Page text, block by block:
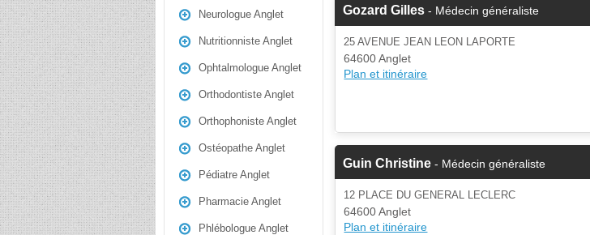
Neurologue Anglet
Nutritionniste Anglet
Ophtalmologue Anglet
Orthodontiste Anglet
Orthophoniste Anglet
Ostéopathe Anglet
Pédiatre Anglet
Pharmacie Anglet
Phlébologue Anglet
Gozard Gilles - Médecin généraliste
25 AVENUE JEAN LEON LAPORTE
64600 Anglet
Plan et itinéraire
Guin Christine - Médecin généraliste
12 PLACE DU GENERAL LECLERC
64600 Anglet
Plan et itinéraire